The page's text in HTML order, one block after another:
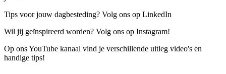
Tips voor jouw dagbesteding? Volg ons op LinkedIn
Wil jij geïnspireerd worden? Volg ons op Instagram!
Op ons YouTube kanaal vind je verschillende uitleg video's en
handige tips!